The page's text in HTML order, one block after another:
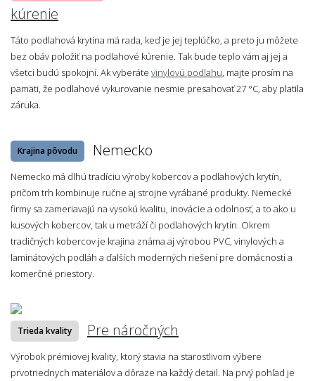
kúrenie
Táto podlahová krytina má rada, keď je jej teplúčko, a preto ju môžete
bez obáv položiť na podlahové kúrenie. Tak bude teplo vám aj jej a
všetci budú spokojní. Ak vyberáte vinylovú podlahu , majte prosím na
pamäti, že podlahové vykurovanie nesmie presahovať 27 °C, aby platila
záruka.
Krajina pôvodu Nemecko
Nemecko má dlhú tradíciu výroby kobercov a podlahových krytín,
pričom trh kombinuje ručne aj strojne vyrábané produkty. Nemecké
firmy sa zameriavajú na vysokú kvalitu, inovácie a odolnosť, a to ako u
kusových kobercov, tak u metráží či podlahových krytín. Okrem
tradičných kobercov je krajina známa aj výrobou PVC, vinylových a
laminátových podláh a ďalších moderných riešení pre domácnosti a
komerčné priestory.
Trieda kvality Pre náročných
Výrobok prémiovej kvality, ktorý stavia na starostlivom výbere
prvotriednych materiálov a dôraze na každý detail. Na prvý pohľad je